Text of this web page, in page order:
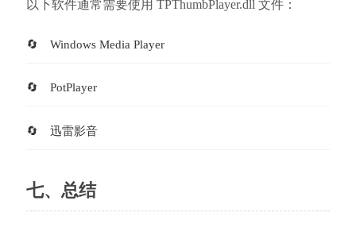
以下软件通常需要使用 TPThumbPlayer.dll 文件：
Windows Media Player
PotPlayer
迅雷影音
七、总结